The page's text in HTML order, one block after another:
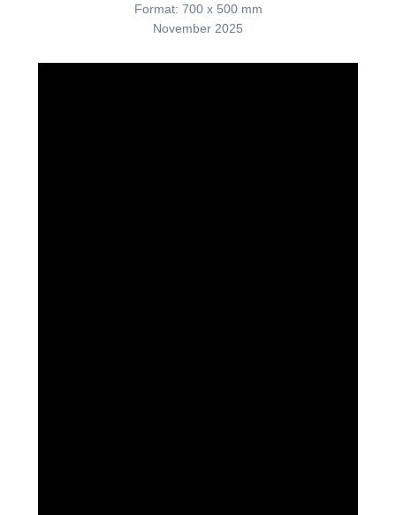
Format: 700 x 500 mm
November 2025